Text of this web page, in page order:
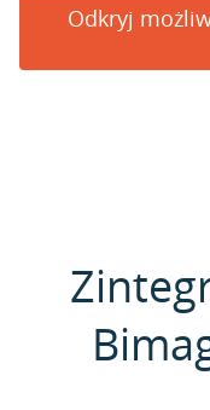
Odkryj